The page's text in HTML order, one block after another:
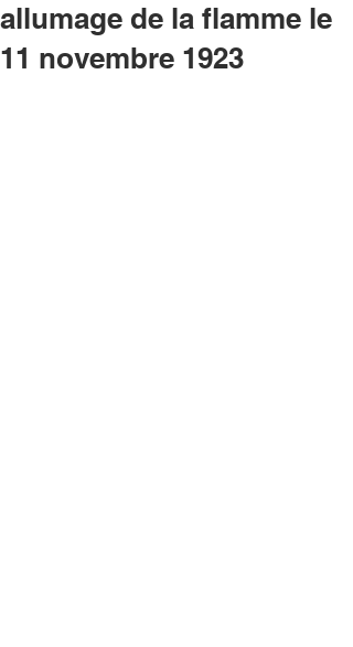
allumage de la flamme le
11 novembre 1923